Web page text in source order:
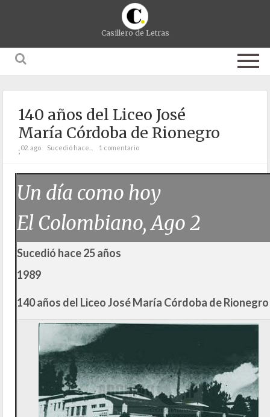
Casillero de Letras
140 años del Liceo José
María Córdoba de Rionegro
;02. ago Sucedió hace... 1 comentario
Un día como hoy
El Colombiano, Ago 2
Sucedió hace 25 años
1989
140 años del Liceo José María Córdoba de Rionegro